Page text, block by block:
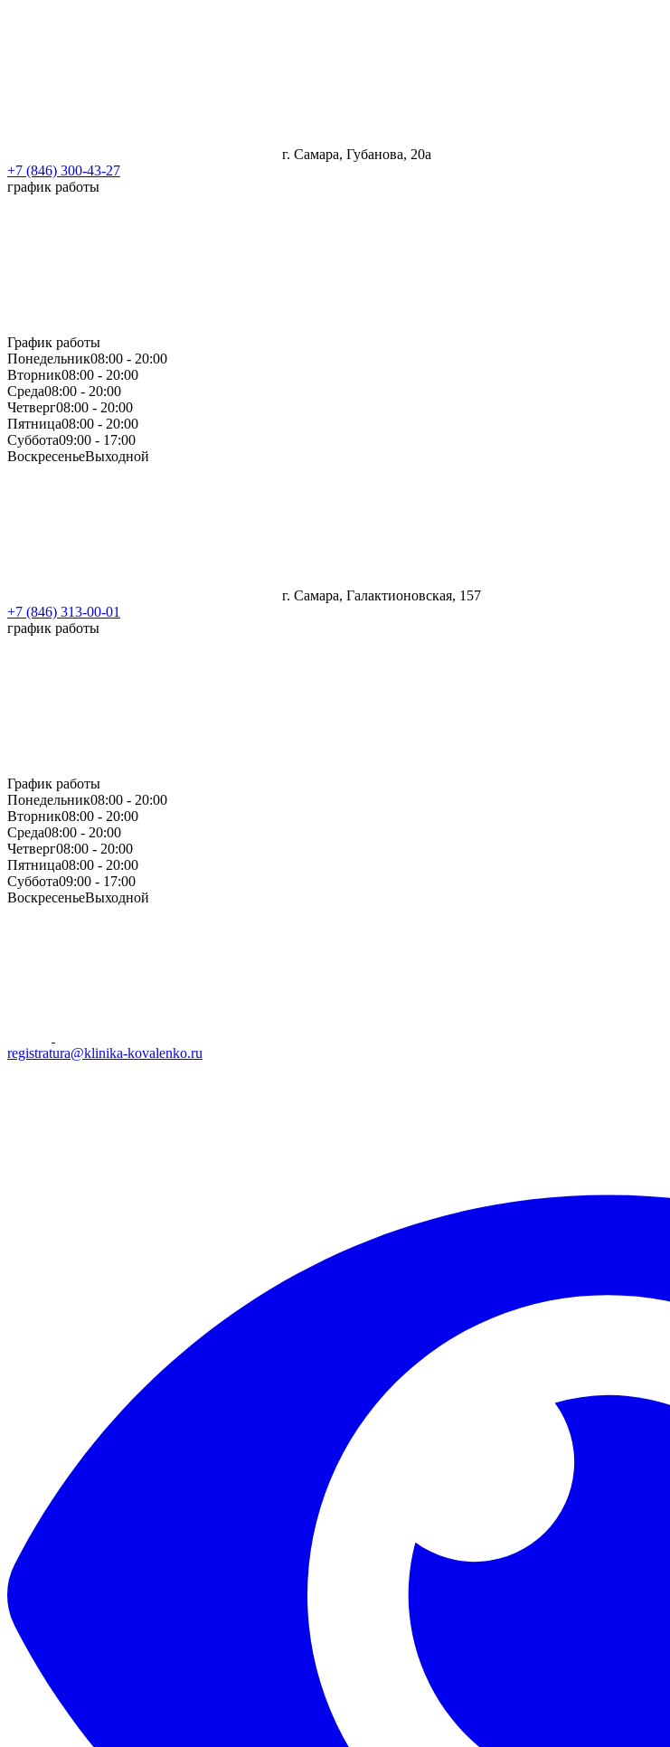
г. Самара, Губанова, 20а
+7 (846) 300-43-27
график работы
График работы
Понедельник08:00 - 20:00
Вторник08:00 - 20:00
Среда08:00 - 20:00
Четверг08:00 - 20:00
Пятница08:00 - 20:00
Суббота09:00 - 17:00
ВоскресеньеВыходной
г. Самара, Галактионовская, 157
+7 (846) 313-00-01
график работы
График работы
Понедельник08:00 - 20:00
Вторник08:00 - 20:00
Среда08:00 - 20:00
Четверг08:00 - 20:00
Пятница08:00 - 20:00
Суббота09:00 - 17:00
ВоскресеньеВыходной
registratura@klinika-kovalenko.ru